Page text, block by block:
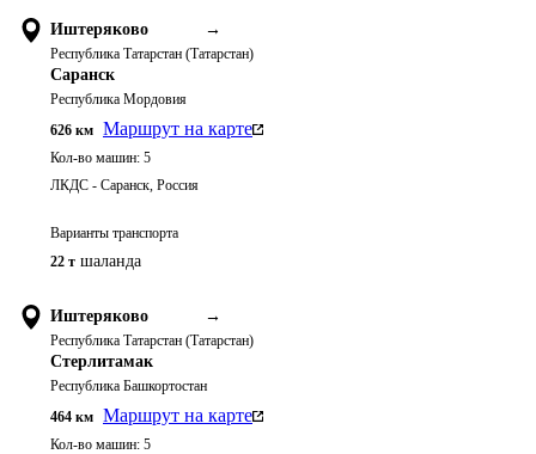
Иштеряково →
Республика Татарстан (Татарстан)
Саранск
Республика Мордовия
626 км Маршрут на карте
Кол-во машин: 5
ЛКДС - Саранск, Россия
Варианты транспорта
22 т шаланда
Иштеряково →
Республика Татарстан (Татарстан)
Стерлитамак
Республика Башкортостан
464 км Маршрут на карте
Кол-во машин: 5